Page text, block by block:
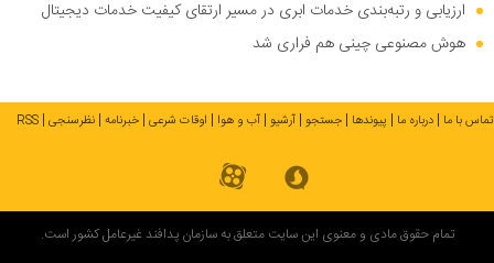
ارزیابی و رتبه‌بندی خدمات ابری در مسیر ارتقای کیفیت خدمات دیجیتال
هوش مصنوعی چینی هم فراری شد
تماس با ما درباره ما پیوندها جستجو آرشیو آب و هوا اوقات شرعی خبرنامه نظرسنجی RSS
تمام حقوق مادی و معنوی این سایت متعلق به سازمان پدافند غیرعامل کشور است.